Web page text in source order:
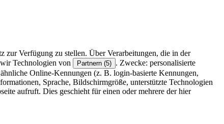
Verfügung zu stellen. Über Verarbeitungen, die in der
Technologien von Partnern (5) . Zwecke: personalisierte
Online-Kennungen (z. B. login-basierte Kennungen,
Sprache, Bildschirmgröße, unterstützte Technologien
aufruft. Dies geschieht für einen oder mehrere der hier